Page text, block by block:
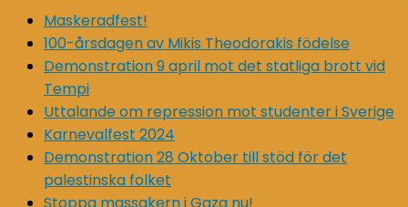
Maskeradfest!
100-årsdagen av Mikis Theodorakis födelse
Demonstration 9 april mot det statliga brott vid
Tempi
Uttalande om repression mot studenter i Sverige
Karnevalfest 2024
Demonstration 28 Oktober till stöd för det
palestinska folket
Stoppa massakern i Gaza nu!